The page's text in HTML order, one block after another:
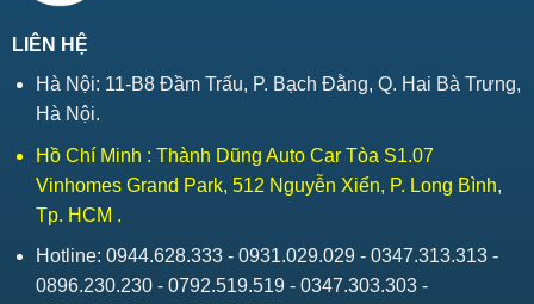
LIÊN HỆ
Hà Nội: 11-B8 Đầm Trấu, P. Bạch Đằng, Q. Hai Bà Trưng,
Hà Nội.
Hồ Chí Minh : Thành Dũng Auto Car Tòa S1.07
Vinhomes Grand Park, 512 Nguyễn Xiển, P. Long Bình,
Tp. HCM .
Hotline: 0944.628.333 - 0931.029.029 - 0347.313.313 -
0896.230.230 - 0792.519.519 - 0347.303.303 -